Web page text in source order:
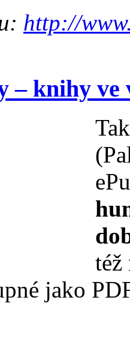
http://
– knihy ve
jako